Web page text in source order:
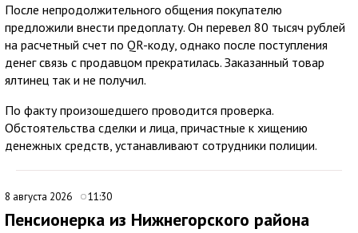
После непродолжительного общения покупателю
предложили внести предоплату. Он перевел 80 тысяч рублей
на расчетный счет по QR-коду, однако после поступления
денег связь с продавцом прекратилась. Заказанный товар
ялтинец так и не получил.
По факту произошедшего проводится проверка.
Обстоятельства сделки и лица, причастные к хищению
денежных средств, устанавливают сотрудники полиции.
8 августа 2026 11:30
Пенсионерка из Нижнегорского района